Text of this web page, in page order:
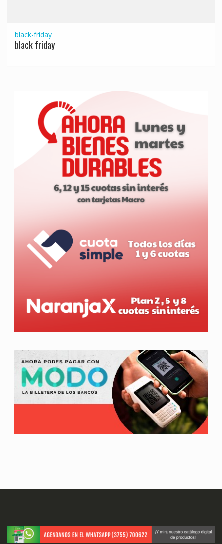
black-friday
black friday